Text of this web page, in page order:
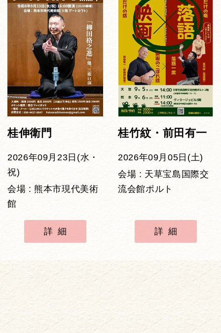
桂伸衛門
2026年09月23日(水・
祝)
会場 : 熊本市現代美術
館
詳細
桂竹紋・前田有一
2026年09月05日(土)
会場 : 天草宝島国際交
流会館ポルト
詳細